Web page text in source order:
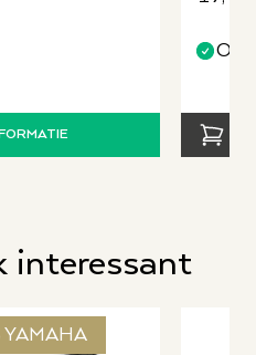
Op
interessant